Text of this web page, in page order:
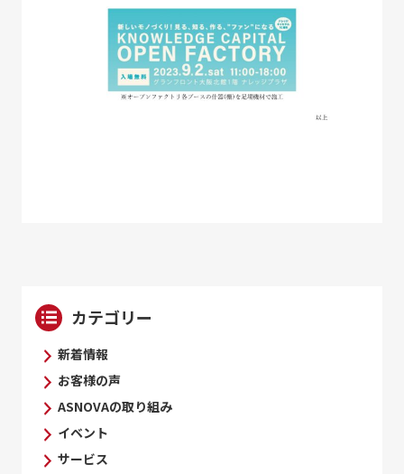
カテゴリー
新着情報
お客様の声
ASNOVAの取り組み
イベント
サービス